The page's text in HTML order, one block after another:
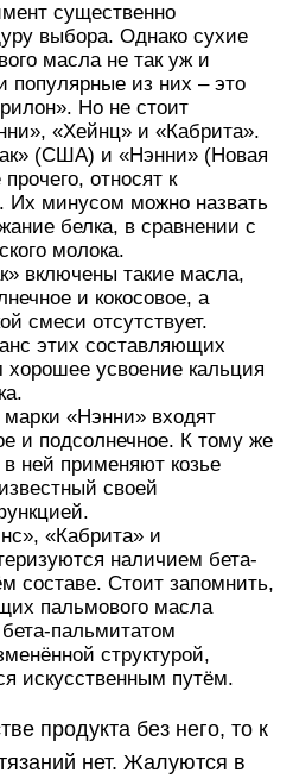
существенно
выбора. Однако сухие
масла не так уж и
из них – это
Но не стоит
«Хейнц» и «Кабрита».
(США) и «Нэнни» (Новая
относят к
Их минусом можно назвать
белка, в сравнении с
молока.
включены такие масла,
и кокосовое, а
смеси отсутствует.
этих составляющих
усвоение кальция
марки «Нэнни» входят
и подсолнечное. К тому же
в ней применяют козье
своей
«Кабрита» и
наличием бета-
составе. Стоит запомнить,
пальмового масла
пальмитатом
структурой,
искусственным путём.
продукта без него, то к
нет. Жалуются в